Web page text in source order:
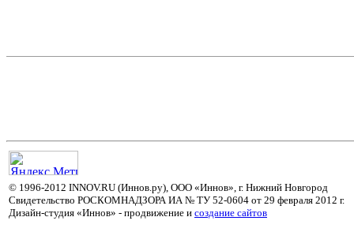
© 1996-2012 INNOV.RU (Иннов.ру), ООО «Иннов», г. Нижний Новгород
Свидетельство РОСКОМНАДЗОРА ИА № ТУ 52-0604 от 29 февраля 2012 г.
Дизайн-студия «Иннов» - продвижение и cоздание сайтов